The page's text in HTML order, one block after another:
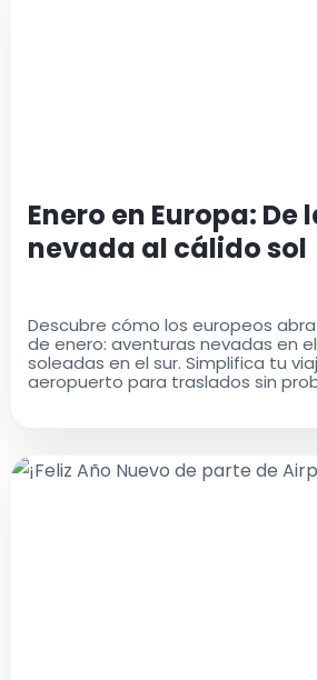
Enero en Europa: De
nevada al cálido sol
Descubre cómo los europeos
de enero: aventuras nevadas en
soleadas en el sur. Simplifica tu
aeropuerto para traslados sin